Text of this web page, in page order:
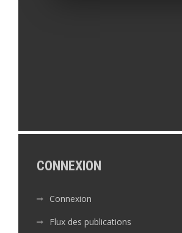
CONNEXION
Connexion
Flux des publications